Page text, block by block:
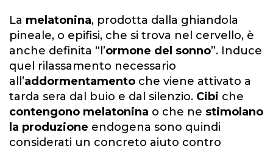
La melatonina, prodotta dalla ghiandola
pineale, o epifisi, che si trova nel cervello, è
anche definita “l’ormone del sonno”. Induce
quel rilassamento necessario
all’addormentamento che viene attivato a
tarda sera dal buio e dal silenzio. Cibi che
contengono melatonina o che ne stimolano
la produzione endogena sono quindi
considerati un concreto aiuto contro